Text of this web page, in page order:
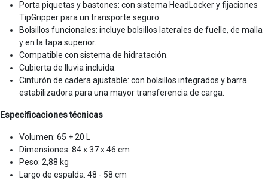
Porta piquetas y bastones: con sistema HeadLocker y fijaciones
TipGripper para un transporte seguro.
Bolsillos funcionales: incluye bolsillos laterales de fuelle, de malla
y en la tapa superior.
Compatible con sistema de hidratación.
Cubierta de lluvia incluida.
Cinturón de cadera ajustable: con bolsillos integrados y barra
estabilizadora para una mayor transferencia de carga.
Especificaciones técnicas
Volumen: 65 + 20 L
Dimensiones: 84 x 37 x 46 cm
Peso: 2,88 kg
Largo de espalda: 48 - 58 cm